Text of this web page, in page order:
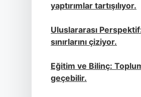
yaptırımlar tartışılıyor.
Uluslararası
sınırlarını çiziyor.
Eğitim ve Bilinç:
geçebilir.